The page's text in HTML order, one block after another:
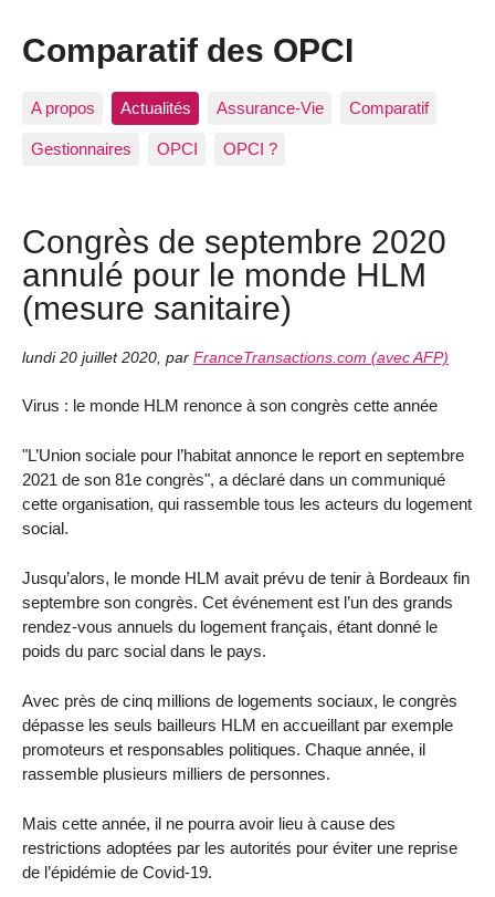
Comparatif des OPCI
A propos Actualités Assurance-Vie Comparatif
Gestionnaires OPCI OPCI ?
Congrès de septembre 2020
annulé pour le monde HLM
(mesure sanitaire)
lundi 20 juillet 2020 par FranceTransactions.com (avec AFP)
Virus : le monde HLM renonce à son congrès cette année
"L’Union sociale pour l’habitat annonce le report en septembre
2021 de son 81e congrès", a déclaré dans un communiqué
cette organisation, qui rassemble tous les acteurs du logement
social.
Jusqu’alors, le monde HLM avait prévu de tenir à Bordeaux fin
septembre son congrès. Cet événement est l’un des grands
rendez-vous annuels du logement français, étant donné le
poids du parc social dans le pays.
Avec près de cinq millions de logements sociaux, le congrès
dépasse les seuls bailleurs HLM en accueillant par exemple
promoteurs et responsables politiques. Chaque année, il
rassemble plusieurs milliers de personnes.
Mais cette année, il ne pourra avoir lieu à cause des
restrictions adoptées par les autorités pour éviter une reprise
de l’épidémie de Covid-19.